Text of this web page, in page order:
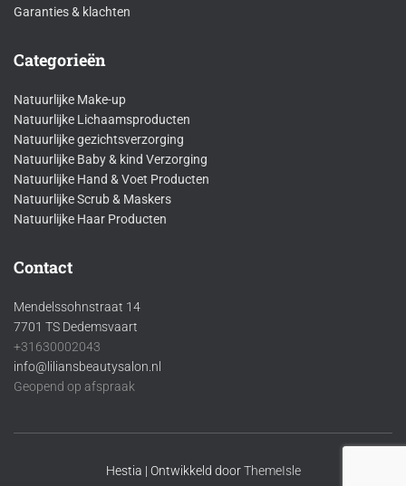
Garanties & klachten
Categorieën
Natuurlijke Make-up
Natuurlijke Lichaamsproducten
Natuurlijke gezichtsverzorging
Natuurlijke Baby & kind Verzorging
Natuurlijke Hand & Voet Producten
Natuurlijke Scrub & Maskers
Natuurlijke Haar Producten
Contact
Mendelssohnstraat 14
7701 TS Dedemsvaart
+31630002043
info@liliansbeautysalon.nl
Geopend op afspraak
Hestia | Ontwikkeld doorThemeIsle